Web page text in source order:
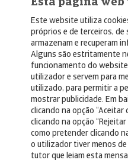
© Copyright 2026, Crédito y
Aviso Legal
Política de Privacidad
RGPD
Política de Cookies
Este website utiliza
próprios e de terceiros, de
armazenam e recuperam
Alguns são estritamente
funcionamento do
utilizador e servem para
utilizado, para permitir a
mostrar publicidade. Em
clicando na opção
clicando na opção
como pretender clicando
o utilizador tiver menos
tutor que leiam esta